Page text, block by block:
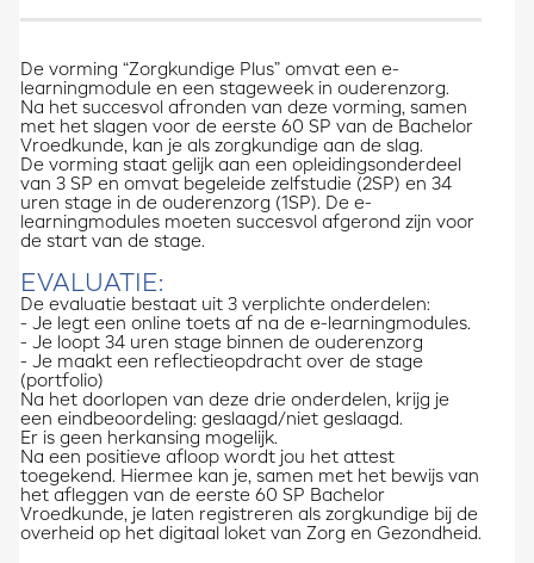
De vorming “Zorgkundige Plus” omvat een e-
learningmodule en een stageweek in ouderenzorg.
Na het succesvol afronden van deze vorming, samen
met het slagen voor de eerste 60 SP van de Bachelor
Vroedkunde, kan je als zorgkundige aan de slag.
De vorming staat gelijk aan een opleidingsonderdeel
van 3 SP en omvat begeleide zelfstudie (2SP) en 34
uren stage in de ouderenzorg (1SP). De e-
learningmodules moeten succesvol afgerond zijn voor
de start van de stage.
EVALUATIE:
De evaluatie bestaat uit 3 verplichte onderdelen:
- Je legt een online toets af na de e-learningmodules.
- Je loopt 34 uren stage binnen de ouderenzorg
- Je maakt een reflectieopdracht over de stage
(portfolio)
Na het doorlopen van deze drie onderdelen, krijg je
een eindbeoordeling: geslaagd/niet geslaagd.
Er is geen herkansing mogelijk.
Na een positieve afloop wordt jou het attest
toegekend. Hiermee kan je, samen met het bewijs van
het afleggen van de eerste 60 SP Bachelor
Vroedkunde, je laten registreren als zorgkundige bij de
overheid op het digitaal loket van Zorg en Gezondheid.